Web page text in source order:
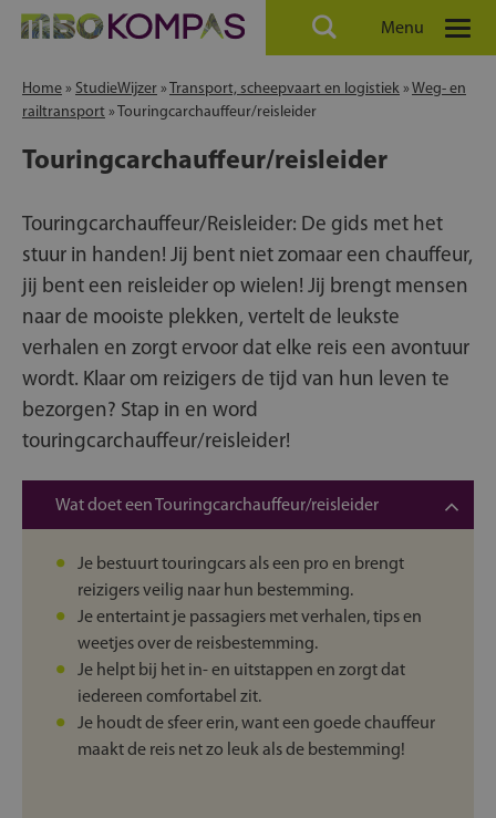
Menu
Home » StudieWijzer » Transport, scheepvaart en logistiek »Weg- en
railtransport » Touringcarchauffeur/reisleider
Touringcarchauffeur/reisleider
Touringcarchauffeur/Reisleider: De gids met het
stuur in handen! Jij bent niet zomaar een chauffeur,
jij bent een reisleider op wielen! Jij brengt mensen
naar de mooiste plekken, vertelt de leukste
verhalen en zorgt ervoor dat elke reis een avontuur
wordt. Klaar om reizigers de tijd van hun leven te
bezorgen? Stap in en word
touringcarchauffeur/reisleider!
Wat doet een Touringcarchauffeur/reisleider
Je bestuurt touringcars als een pro en brengt
reizigers veilig naar hun bestemming.
Je entertaint je passagiers met verhalen, tips en
weetjes over de reisbestemming.
Je helpt bij het in- en uitstappen en zorgt dat
iedereen comfortabel zit.
Je houdt de sfeer erin, want een goede chauffeur
maakt de reis net zo leuk als de bestemming!